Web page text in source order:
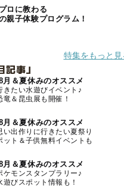
ロに教わる
親子体験プログラム！
特集をもっと見
事」
月＆夏休みのオススメ
きたい水遊びイベント♪
竜＆昆虫展も開催！
月＆夏休みのオススメ
い出作りに行きたい夏祭り
ット＆子供無料イベントも
月＆夏休みのオススメ
ケモンスタンプラリー♪
遊びスポット情報も！